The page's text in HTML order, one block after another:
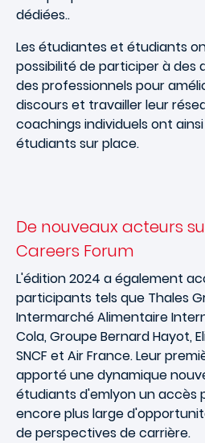
dédiées..
Les étudiantes et étudiants
possibilité de participer à des
des professionnels pour
discours et travailler leur
coachings individuels ont
étudiants sur place.
De nouveaux acteurs
Careers Forum
L'édition 2024 a également
participants tels que Thales
Intermarché Alimentaire
Cola, Groupe Bernard Hayot,
SNCF et Air France. Leur
apporté une dynamique
étudiants d'emlyon un accès
encore plus large
de perspectives de carrière.